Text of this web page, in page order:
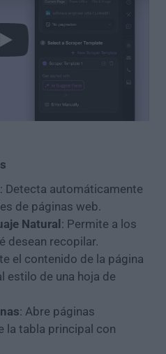
Play
: Detecta automáticamente
de páginas web.
Natural: Permite a los
desean recopilar.
el contenido de la página
estilo de una hoja de
: Abre páginas
la tabla principal con